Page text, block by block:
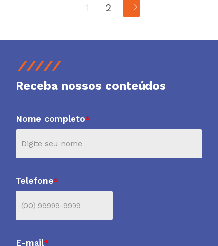
2
Receba nossos conteúdos
Nome completo*
Telefone*
E-mail*